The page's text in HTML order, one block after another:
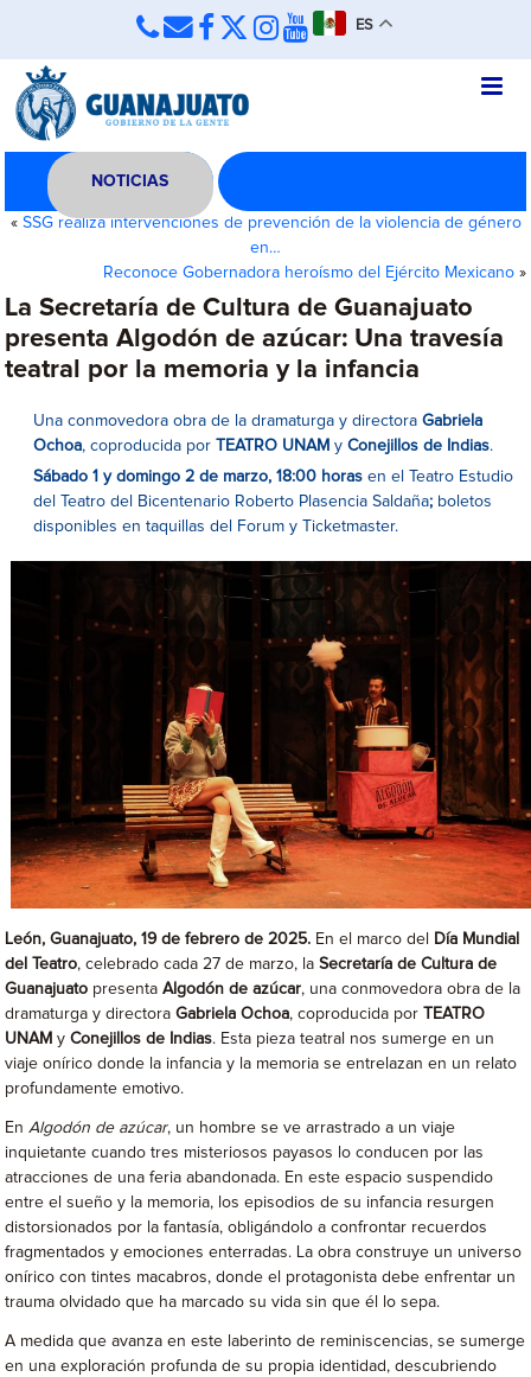
ES
NOTICIAS
« SSG realiza intervenciones de prevención de la violencia de género
en…
Reconoce Gobernadora heroísmo del Ejército Mexicano»
La Secretaría de Cultura de Guanajuato
presenta Algodón de azúcar: Una travesía
teatral por la memoria y la infancia
Una conmovedora obra de la dramaturga y directoraGabriela
Ochoa, coproducida por TEATRO UNAM yConejillos de Indias.
Sábado 1 y domingo 2 de marzo, 18:00 horasen el Teatro Estudio
del Teatro del Bicentenario Roberto Plasencia Saldaña; boletos
disponibles en taquillas del Forum y Ticketmaster.
León, Guanajuato, 19 de febrero de 2025. En el marco del
Día Mundial
del Teatro, celebrado cada 27 de marzo, la Secretaría de Cultura de
Guanajuato presentaAlgodón de azúcar, una conmovedora obra de la
dramaturga y directoraGabriela Ochoa, coproducida por
TEATRO
UNAM yConejillos de Indias. Esta pieza teatral nos sumerge en un
viaje onírico donde la infancia y la memoria se entrelazan en un relato
profundamente emotivo.
EnAlgodón de azúcar, un hombre se ve arrastrado a un viaje
inquietante cuando tres misteriosos payasos lo conducen por las
atracciones de una feria abandonada. En este espacio suspendido
entre el sueño y la memoria, los episodios de su infancia resurgen
distorsionados por la fantasía, obligándolo a confrontar recuerdos
fragmentados y emociones enterradas. La obra construye un universo
onírico con tintes macabros, donde el protagonista debe enfrentar un
trauma olvidado que ha marcado su vida sin que él lo sepa.
A medida que avanza en este laberinto de reminiscencias, se sumerge
en una exploración profunda de su propia identidad, descubriendo